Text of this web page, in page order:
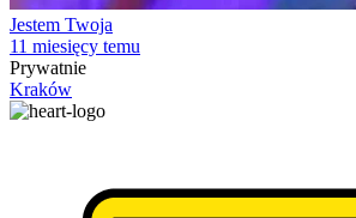
Jestem Twoja
11 miesięcy temu
Prywatnie
Kraków